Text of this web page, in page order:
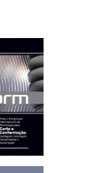
extrema
e os
custo, o
e a
e